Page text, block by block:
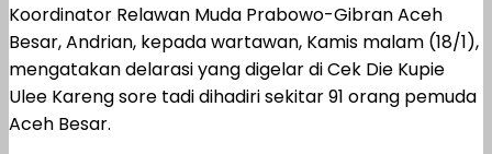
Koordinator Relawan Muda Prabowo-Gibran Aceh
Besar, Andrian, kepada wartawan, Kamis malam (18/1),
mengatakan delarasi yang digelar di Cek Die Kupie
Ulee Kareng sore tadi dihadiri sekitar 91 orang pemuda
Aceh Besar.